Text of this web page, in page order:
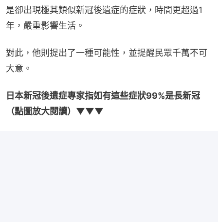
是卻出現極其類似新冠後遺症的症狀，時間更超過1
年，嚴重影響生活。
對此，他則提出了一種可能性，並提醒民眾千萬不可
大意。
日本新冠後遺症專家指如有這些症狀99%是長新冠
（點圖放大閱讀）▼▼▼